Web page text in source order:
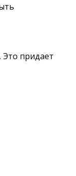
Это придает